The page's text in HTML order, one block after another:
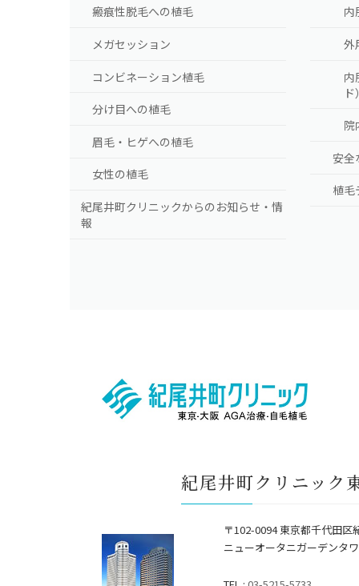
瘢痕性脱毛への植毛
メガセッション
コンビネーション植毛
分け目への植毛
眉毛・ヒゲへの植毛
女性の植毛
紀尾井町クリニックからのお知らせ・情
報
内
外
内
院
安全
植毛
紀尾井町クリニック
〒102-0094 東京都千代田区
ニューオータニガーデンタ